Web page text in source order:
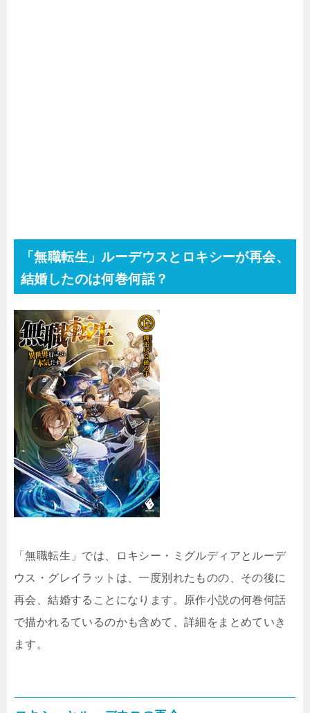
「無職転生」ルーデウスとロキシーが再会、
結婚したのは何巻何話？
「無職転生」では、ロキシー・ミグルディアとルーデ
ウス・グレイラットは、一度別れたものの、その後に
再会、結婚することになります。原作小説の何巻何話
で描かれるているのかも含めて、詳細をまとめていき
ます。